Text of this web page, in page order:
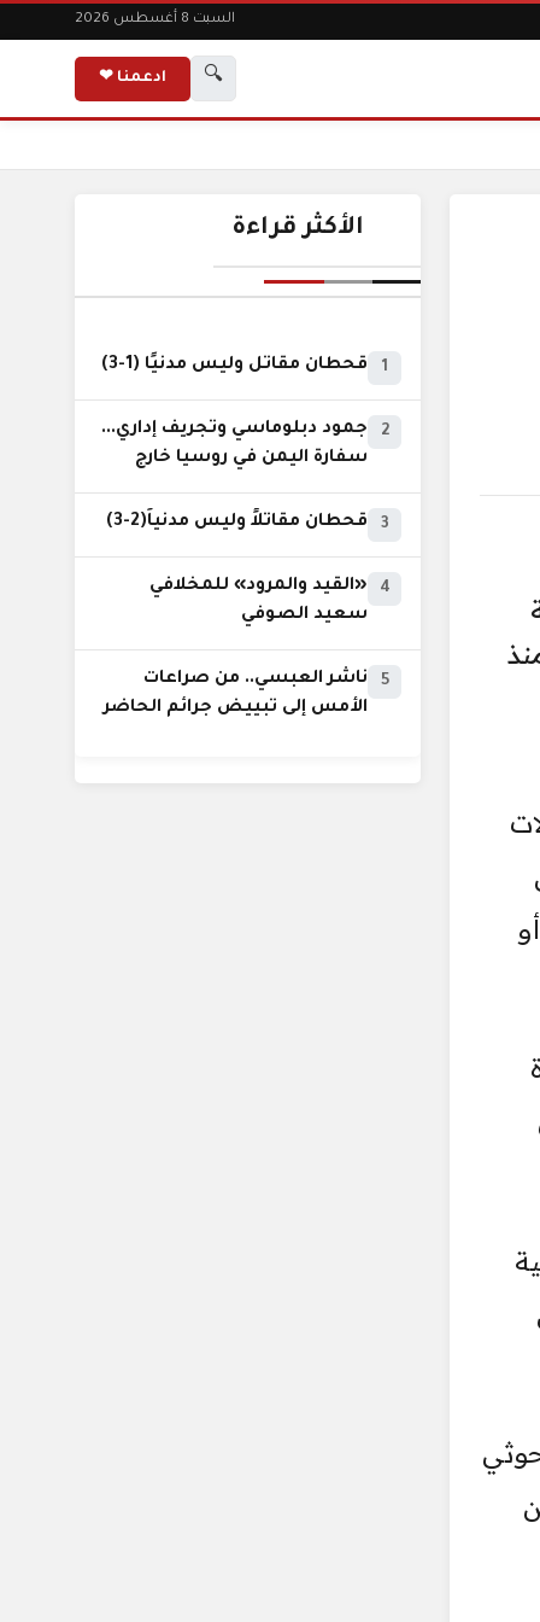
السبت 8 أغسطس 2026
🔍 ادعمنا ❤
الأكثر قراءة
1 قحطان مقاتل وليس مدنيًا (1-3)
2
جمود دبلوماسي وتجريف إداري...
سفارة اليمن في روسيا خارج
3 قحطان مقاتلاً وليس مدنياً(2-3)
4
«القيد والمرود» للمخلافي
سعيد الصوفي
5
ناشر العبسي.. من صراعات
الأمس إلى تبييض جرائم الحاضر